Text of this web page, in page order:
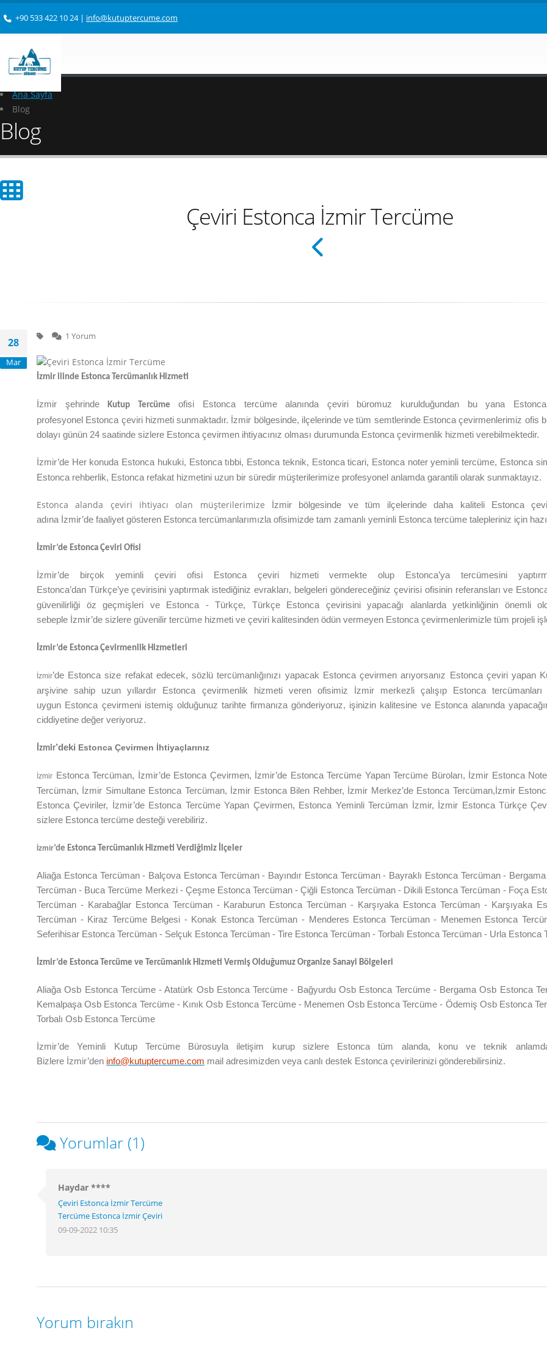
+90 533 422 10 24| info@kutuptercume.com
Ana Sayfa
Blog
Blog
Çeviri Estonca İzmir Tercüme
28
Mar
1 Yorum
İzmir ilinde Estonca Tercümanlık Hizmeti
İzmir şehrinde Kutup Tercüme ofisi Estonca tercüme alanında çeviri büromuz kurulduğundan bu yana
Estonca
profesyonel Estonca çeviri hizmeti sunmaktadır. İzmir bölgesinde, ilçelerinde ve tüm semtlerinde Estonca çevirmenlerimiz ofis
dolayı günün 24 saatinde sizlere Estonca çevirmen ihtiyacınız olması durumunda Estonca çevirmenlik hizmeti verebilmektedir.
İzmir’de Her konuda Estonca hukuki, Estonca tıbbi, Estonca teknik, Estonca ticari, Estonca noter yeminli tercüme, Estonca
Estonca rehberlik, Estonca refakat hizmetini uzun bir süredir müşterilerimize profesyonel anlamda garantili olarak sunmaktayız.
Estonca alanda çeviri ihtiyacı olan müşterilerimize İzmir
bölgesinde ve tüm ilçelerinde daha kaliteli Estonca
adına İzmir’de faaliyet gösteren Estonca tercümanlarımızla ofisimizde tam zamanlı yeminli Estonca tercüme talepleriniz için
İzmir’de Estonca Çeviri Ofisi
İzmir’de birçok yeminli çeviri ofisi Estonca çeviri hizmeti vermekte olup Estonca’ya
tercümesini
Estonca’dan Türkçe’ye çevirisini yaptırmak istediğiniz evrakları, belgeleri göndereceğiniz çevirisi ofisinin referansları ve
güvenilirliği öz geçmişleri ve Estonca - Türkçe, Türkçe Estonca çevirisini yapacağı alanlarda yetkinliğinin önemli
sebeple İzmir’de sizlere güvenilir tercüme hizmeti ve çeviri kalitesinden ödün vermeyen Estonca çevirmenlerimizle tüm projeli
İzmir’de Estonca Çevirmenlik Hizmetleri
İzmir’de Estonca size refakat edecek, sözlü tercümanlığınızı yapacak Estonca çevirmen arıyorsanız Estonca çeviri yapan
arşivine sahip uzun yıllardır Estonca çevirmenlik hizmeti veren ofisimiz
İzmir
merkezli çalışıp Estonca
uygun Estonca çevirmeni istemiş olduğunuz tarihte firmanıza gönderiyoruz, işinizin kalitesine ve Estonca alanında
ciddiyetine değer veriyoruz.
İzmir’deki Estonca Çevirmen İhtiyaçlarınız
İzmir Estonca Tercüman, İzmir’de Estonca Çevirmen, İzmir’de Estonca Tercüme Yapan Tercüme Büroları, İzmir Estonca
Tercüman,
İzmir Simultane Estonca Tercüman, İzmir Estonca Bilen Rehber, İzmir Merkez’de Estonca Tercüman, İzmir
Estonca Çeviriler,
İzmir’de Estonca Tercüme Yapan Çevirmen, Estonca Yeminli Tercüman İzmir, İzmir Estonca Türkçe
sizlere Estonca tercüme desteği verebiliriz.
İzmir’de Estonca Tercümanlık Hizmeti Verdiğimiz İlçeler
Aliağa Estonca Tercüman - Balçova Estonca Tercüman - Bayındır Estonca Tercüman - Bayraklı Estonca Tercüman -
Tercüman - Buca Tercüme Merkezi - Çeşme Estonca Tercüman - Çiğli Estonca Tercüman - Dikili Estonca Tercüman - Foça
Tercüman - Karabağlar Estonca Tercüman - Karaburun Estonca Tercüman - Karşıyaka Estonca Tercüman - Karşıyaka
Tercüman - Kiraz Tercüme Belgesi - Konak Estonca Tercüman - Menderes Estonca Tercüman - Menemen Estonca
Seferihisar Estonca Tercüman - Selçuk Estonca Tercüman - Tire Estonca Tercüman - Torbalı Estonca Tercüman - Urla Estonca
İzmir’de Estonca Tercüme ve Tercümanlık Hizmeti Vermiş Olduğumuz Organize Sanayi Bölgeleri
Aliağa Osb Estonca Tercüme - Atatürk Osb Estonca Tercüme - Bağyurdu Osb Estonca Tercüme - Bergama Osb Estonca
Kemalpaşa Osb Estonca Tercüme - Kınık Osb Estonca Tercüme - Menemen Osb Estonca Tercüme - Ödemiş Osb Estonca
Torbalı Osb Estonca Tercüme
İzmir’de
Yeminli Kutup Tercüme Bürosuyla iletişim kurup sizlere Estonca tüm alanda, konu ve teknik
Bizlere İzmir’den info@kutuptercume.com mail adresimizden veya canlı destek Estonca çevirilerinizi gönderebilirsiniz.
Yorumlar (1)
Haydar ****
Çeviri Estonca İzmir Tercüme
Tercüme Estonca İzmir Çeviri
09-09-2022 10:35
Yorum bırakın